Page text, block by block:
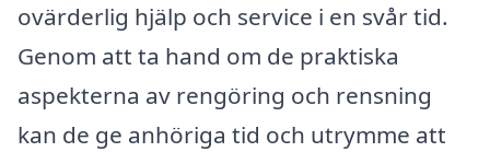
ovärderlig hjälp och service i en svår tid.
Genom att ta hand om de praktiska
aspekterna av rengöring och rensning
kan de ge anhöriga tid och utrymme att